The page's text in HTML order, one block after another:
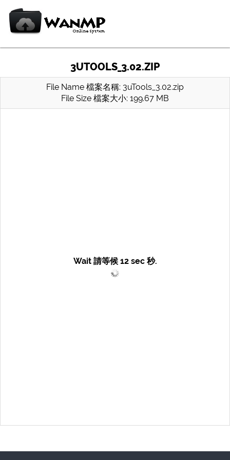
3UTOOLS_3.02.ZIP
File Name 檔案名稱: 3uTools_3.02.zip
File Size 檔案大小: 199.67 MB
Wait 請等候 12sec 秒.